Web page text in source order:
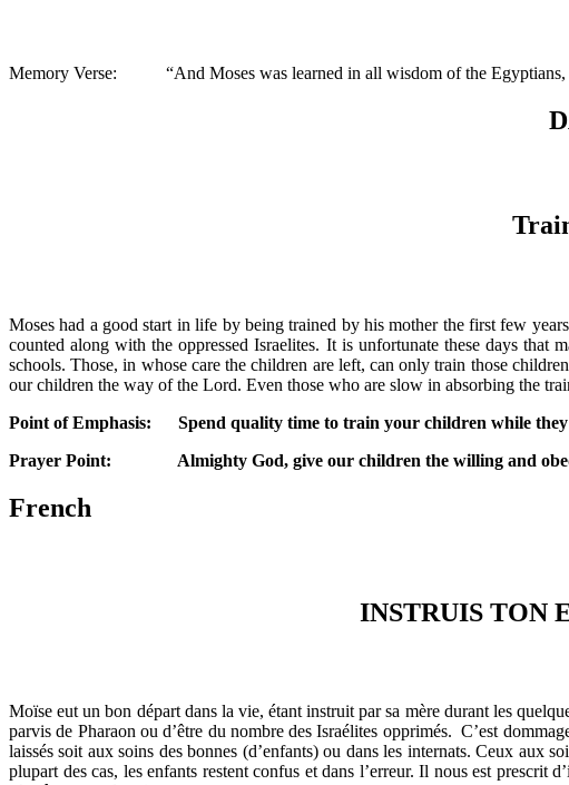
Memory Verse: “And Moses was learned in all wisdom of the Egyptians,
Moses had a good start in life by being trained by his mother the first few
counted along with the oppressed Israelites. It is unfortunate these days
schools. Those, in whose care the children are left, can only train those
our children the way of the Lord. Even those who are slow in absorbing the
Point of Emphasis: Spend quality time to train your children while they
Prayer Point: Almighty God, give our children the willing and
French
INSTRUIS TON
Moïse eut un bon départ dans la vie, étant instruit par sa mère durant les
parvis de Pharaon ou d’être du nombre des Israélites opprimés. C’est
laissés soit aux soins des bonnes (d’enfants) ou dans les internats. Ceux aux
plupart des cas, les enfants restent confus et dans l’erreur. Il nous est